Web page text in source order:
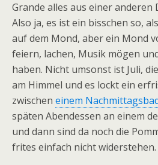
Grande alles aus einer anderen
Also ja, es ist ein bisschen so,
auf dem Mond, aber ein Mond
feiern, lachen, Musik mögen
haben. Nicht umsonst ist Juli,
am Himmel und es lockt ein
zwischen einem
späten Abendessen an einem
und dann sind da noch die
frites einfach nicht widerstehen.